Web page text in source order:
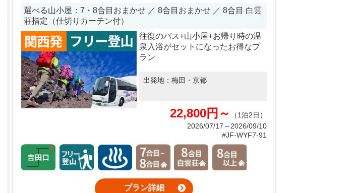
選べる山小屋：7・8合目おまかせ ／ 8合目おまかせ ／ 8合目 白雲
荘指定（仕切りカーテン付）
往復のバス+山小屋+お帰り時の温
泉入浴がセットになったお得なプ
ラン
出発地： 梅田・京都
22,800円～
（1泊2日）
2026/07/17～2026/09/10
#JF-WYF7-91
プラン詳細